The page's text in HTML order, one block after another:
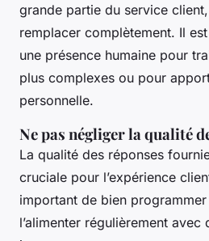
grande partie du service
remplacer complètement. Il
une présence humaine pour
plus complexes ou pour
personnelle.
Ne pas négliger la qualité
La qualité des réponses
cruciale pour l’expérience
important de bien
l’alimenter régulièrement avec